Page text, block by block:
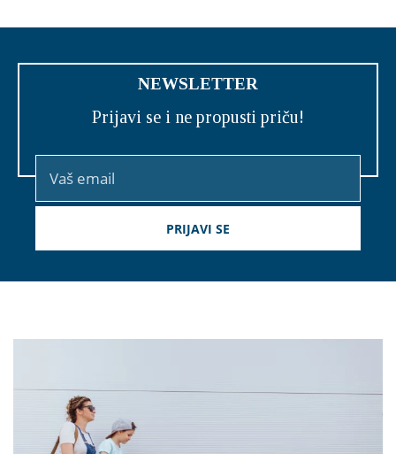
NEWSLETTER
Prijavi se i ne propusti priču!